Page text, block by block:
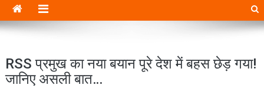
RSS प्रमुख का नया बयान पूरे देश में बहस छेड़ गया!
जानिए असली बात…